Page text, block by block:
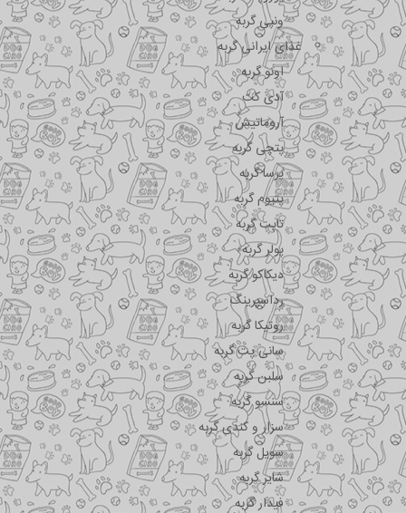
ونپی گربه
غذای ایرانی گربه
اونو گربه
آدی کت
آروماتیش
پتچی گربه
پرسا گربه
پتیوم گربه
تاپت گربه
پولر گربه
دیکاکو گربه
رداسپرینگ
روتیکا گربه
سانی پت گربه
سلبن گربه
سنسو گربه
سزار و کندی گربه
سویل گربه
شایر گربه
فیدار گربه